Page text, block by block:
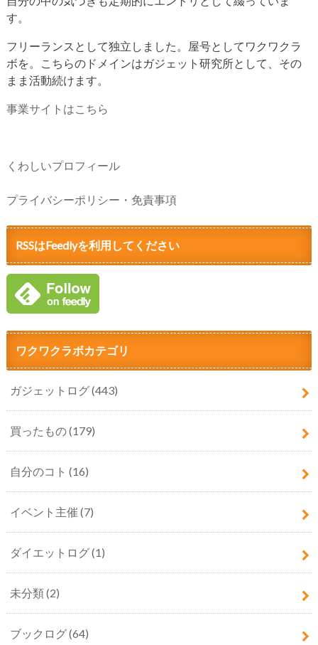
す。
フリーランスとして独立しました。屋号としてワクワクラ
ボを。こちらのドメインはガジェット研究所として、その
まま活動続けます。
事業サイトはこちら
くわしいプロフィール
プライバシーポリシー・免責事項
RSSはFeedlyを利用してください
ワクワクラボカテゴリ
ガジェットログ(443)
買ったもの(179)
自分のコト (16)
イベント主催 (7)
ダイエットログ(1)
未分類(2)
ブックログ(64)